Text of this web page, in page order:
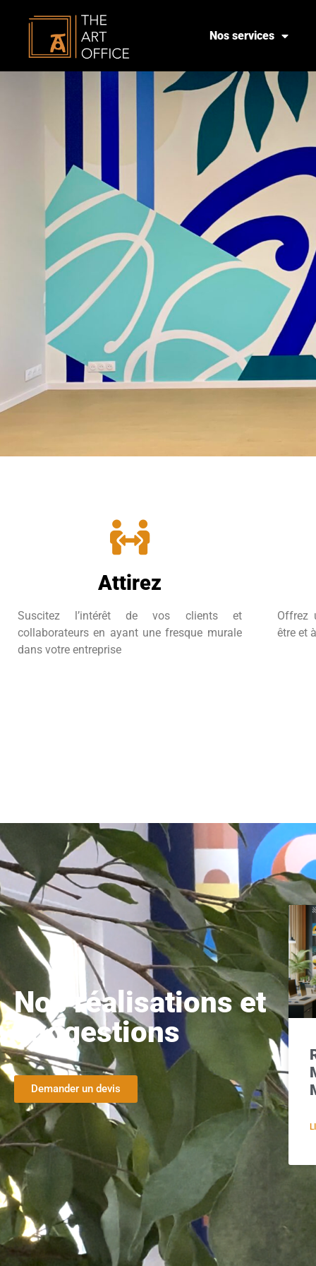
Nos services
Attirez
Suscitez l’intérêt de vos clients et
collaborateurs en ayant une fresque murale
dans votre entreprise
Offrez
être et
Nos réalisations et
suggestions
Demander un devis